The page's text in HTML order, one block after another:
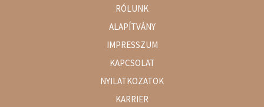
RÓLUNK
ALAPÍTVÁNY
IMPRESSZUM
KAPCSOLAT
NYILATKOZATOK
KARRIER